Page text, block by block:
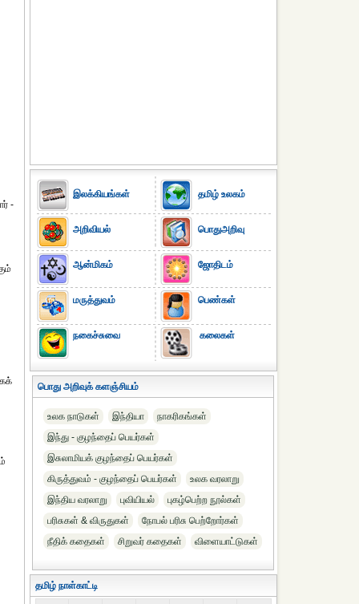
-
இலக்கியங்கள்
அறிவியல்
ஆன்மிகம்
மருத்துவம்
நகைச்சுவை
தமிழ் உலகம்
பொதுஅறிவு
ஜோதிடம்
பெண்கள்
கலைகள்
பொது அறிவுக் களஞ்சியம்
உலக நாடுகள் இந்தியா
நாகரிகங்கள்
இந்து - குழந்தைப் பெயர்கள்
இசுலாமியக் குழந்தைப் பெயர்கள்
கிருத்துவம் - குழந்தைப் பெயர்கள்
உலக வரலாறு
இந்திய வரலாறு
புவியியல்
புகழ்பெற்ற நூல்கள்
பரிசுகள் & விருதுகள்
நோபல் பரிசு‎ பெற்றோர்‎கள்
நீதிக் கதைகள்
சிறுவர் கதைகள் விளையாட்டுகள்
தமிழ் நாள்காட்டி